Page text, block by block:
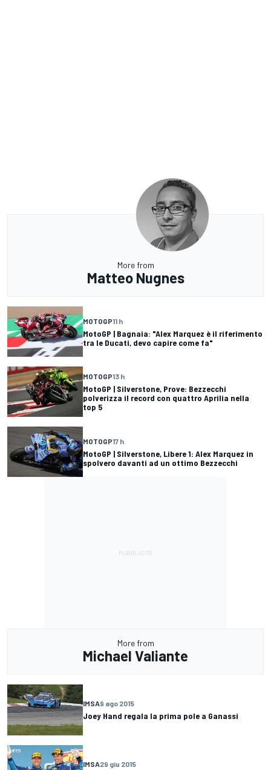
More from
Matteo Nugnes
MOTOGP11 h
MotoGP | Bagnaia: "Alex Marquez è il riferimento
tra le Ducati, devo capire come fa"
MOTOGP13 h
MotoGP | Silverstone, Prove: Bezzecchi
polverizza il record con quattro Aprilia nella
top 5
MOTOGP17 h
MotoGP | Silverstone, Libere 1: Alex Marquez in
spolvero davanti ad un ottimo Bezzecchi
More from
Michael Valiante
IMSA9 ago 2015
Joey Hand regala la prima pole a Ganassi
IMSA29 giu 2015